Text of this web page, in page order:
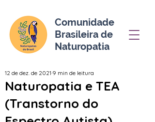
Comunidade
Brasileira de
Naturopatia
Naturopatia e TEA
(Transtorno do
12 de dez. de 2021 9 min de leitura